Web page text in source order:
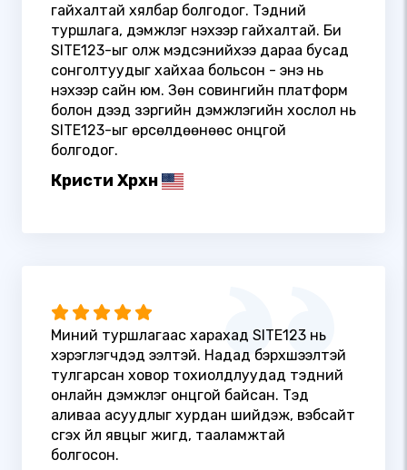
гайхалтай хялбар болгодог. Тэдний
туршлага, дэмжлэг үнэхээр гайхалтай. Би
SITE123-ыг олж мэдсэнийхээ дараа бусад
сонголтуудыг хайхаа больсон - энэ нь
үнэхээр сайн юм. Зөн совингийн платформ
болон дээд зэргийн дэмжлэгийн хослол нь
SITE123-ыг өрсөлдөөнөөс онцгой
болгодог.
Кристи Хөөрхөн
Миний туршлагаас харахад SITE123 нь
хэрэглэгчдэд ээлтэй. Надад бэрхшээлтэй
тулгарсан ховор тохиолдлуудад тэдний
онлайн дэмжлэг онцгой байсан. Тэд
аливаа асуудлыг хурдан шийдэж, вэбсайт
үүсгэх үйл явцыг жигд, тааламжтай
болгосон.